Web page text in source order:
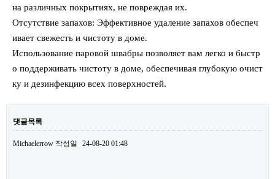
на различных покрытиях, не повреждая их.
Отсутствие запахов: Эффективное удаление запахов обеспеч
ивает свежесть и чистоту в доме.
Использование паровой швабры позволяет вам легко и быстр
о поддерживать чистоту в доме, обеспечивая глубокую очист
ку и дезинфекцию всех поверхностей.
댓글목록
Michaelerrow 작성일 24-08-20 01:48